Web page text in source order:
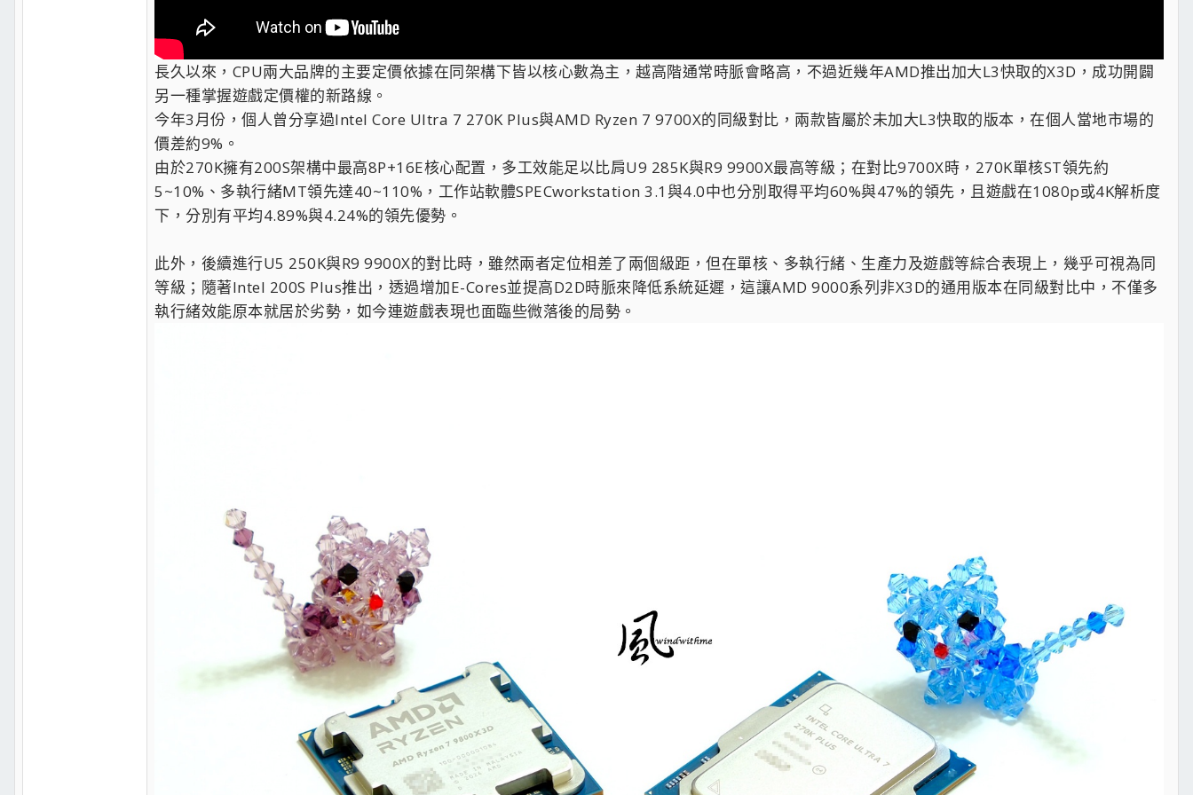
長久以來，CPU兩大品牌的主要定價依據在同架構下皆以核心數為主，越高階通常時脈會略高，不過近幾年AMD推出加大L3快取的X3D，成功開闢
另一種掌握遊戲定價權的新路線。
今年3月份，個人曾分享過Intel Core Ultra 7 270K Plus與AMD Ryzen 7 9700X的同級對比，兩款皆屬於未加大L3快取的版本，在個人當地市場的
價差約9%。
由於270K擁有200S架構中最高8P+16E核心配置，多工效能足以比肩U9 285K與R9 9900X最高等級；在對比9700X時，270K單核ST領先約
5~10%、多執行緒MT領先達40~110%，工作站軟體SPECworkstation 3.1與4.0中也分別取得平均60%與47%的領先，且遊戲在1080p或4K解析度
下，分別有平均4.89%與4.24%的領先優勢。
此外，後續進行U5 250K與R9 9900X的對比時，雖然兩者定位相差了兩個級距，但在單核、多執行緒、生產力及遊戲等綜合表現上，幾乎可視為同
等級；隨著Intel 200S Plus推出，透過增加E-Cores並提高D2D時脈來降低系統延遲，這讓AMD 9000系列非X3D的通用版本在同級對比中，不僅多
執行緒效能原本就居於劣勢，如今連遊戲表現也面臨些微落後的局勢。